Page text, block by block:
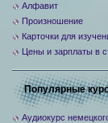
Алфавит
Произношение
Карточки для
Цены и зарплаты в
Популярные
Аудиокурс